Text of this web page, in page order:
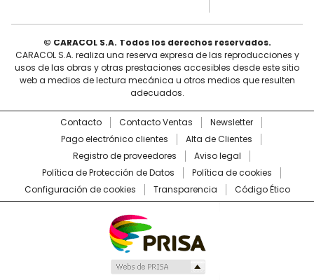
© CARACOL S.A. Todos los derechos reservados.
CARACOL S.A. realiza una reserva expresa de las reproducciones y
usos de las obras y otras prestaciones accesibles desde este sitio
web a medios de lectura mecánica u otros medios que resulten
adecuados.
Contacto Contacto Ventas
Newsletter
Pago electrónico clientes
Alta de Clientes
Registro de proveedores
Aviso legal
Política de Protección de Datos
Política de cookies
Configuración de cookies
Transparencia Código Ético